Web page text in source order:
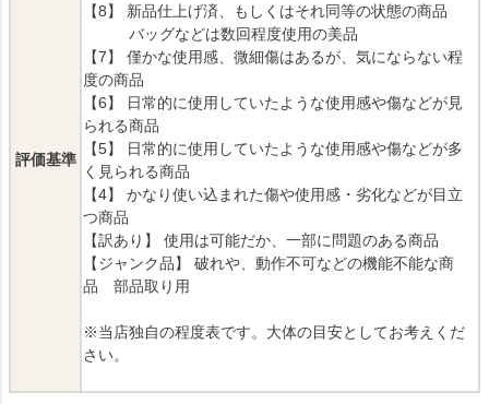
評価基準
【8】 新品仕上げ済、もしくはそれ同等の状態の商品
バッグなどは数回程度使用の美品
【7】 僅かな使用感、微細傷はあるが、気にならない程
度の商品
【6】 日常的に使用していたような使用感や傷などが見
られる商品
【5】 日常的に使用していたような使用感や傷などが多
く見られる商品
【4】 かなり使い込まれた傷や使用感・劣化などが目立
つ商品
【訳あり】 使用は可能だか、一部に問題のある商品
【ジャンク品】 破れや、動作不可などの機能不能な商
品 部品取り用
※当店独自の程度表です。大体の目安としてお考えくだ
さい。